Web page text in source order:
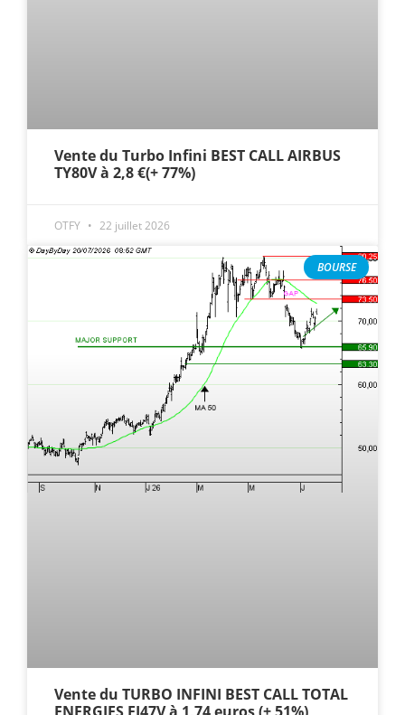
Vente du Turbo Infini BEST CALL AIRBUS
TY80V à 2,8 €(+ 77%)
OTFY 22 juillet 2026
BOURSE
Vente du TURBO INFINI BEST CALL TOTAL